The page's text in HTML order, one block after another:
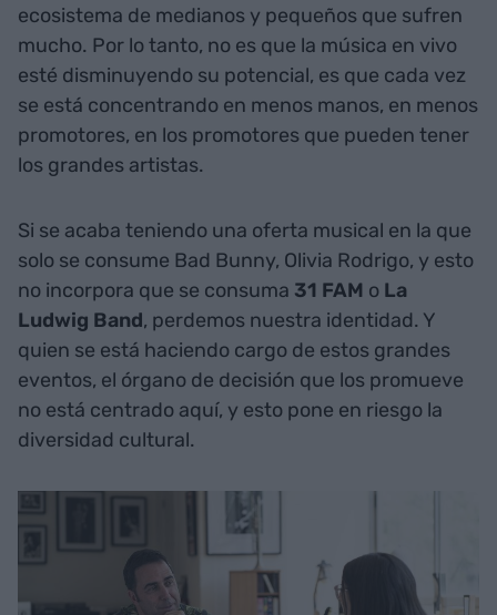
ecosistema de medianos y pequeños que sufren
mucho. Por lo tanto, no es que la música en vivo
esté disminuyendo su potencial, es que cada vez
se está concentrando en menos manos, en menos
promotores, en los promotores que pueden tener
los grandes artistas.
Si se acaba teniendo una oferta musical en la que
solo se consume Bad Bunny, Olivia Rodrigo, y esto
no incorpora que se consuma 31 FAM o La
Ludwig Band, perdemos nuestra identidad. Y
quien se está haciendo cargo de estos grandes
eventos, el órgano de decisión que los promueve
no está centrado aquí, y esto pone en riesgo la
diversidad cultural.